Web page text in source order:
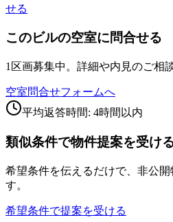
せる
このビルの空室に問合せる
1区画募集中。詳細や内見のご相
空室問合せフォームへ
平均返答時間: 4時間以内
類似条件で物件提案を受け
希望条件を伝えるだけで、非公
す。
希望条件で提案を受ける